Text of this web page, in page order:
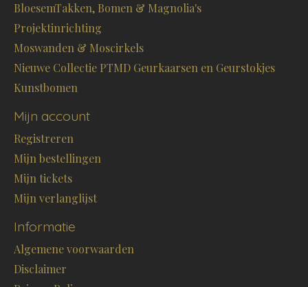
BloesemTakken, Bomen & Magnolia's
Projektinrichting
Moswanden & Moscirkels
Nieuwe Collectie PTMD Geurkaarsen en Geurstokjes
Kunstbomen
Mijn account
Registreren
Mijn bestellingen
Mijn tickets
Mijn verlanglijst
Informatie
Algemene voorwaarden
Disclaimer